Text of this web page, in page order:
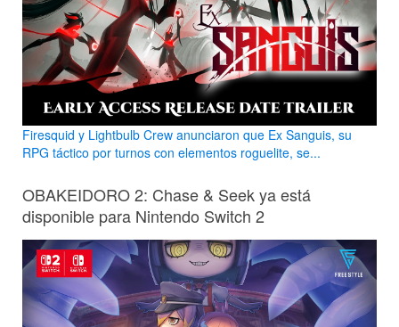
Firesquid y Lightbulb Crew anunciaron que Ex Sanguis, su
RPG táctico por turnos con elementos roguelite, se...
OBAKEIDORO 2: Chase & Seek ya está
disponible para Nintendo Switch 2